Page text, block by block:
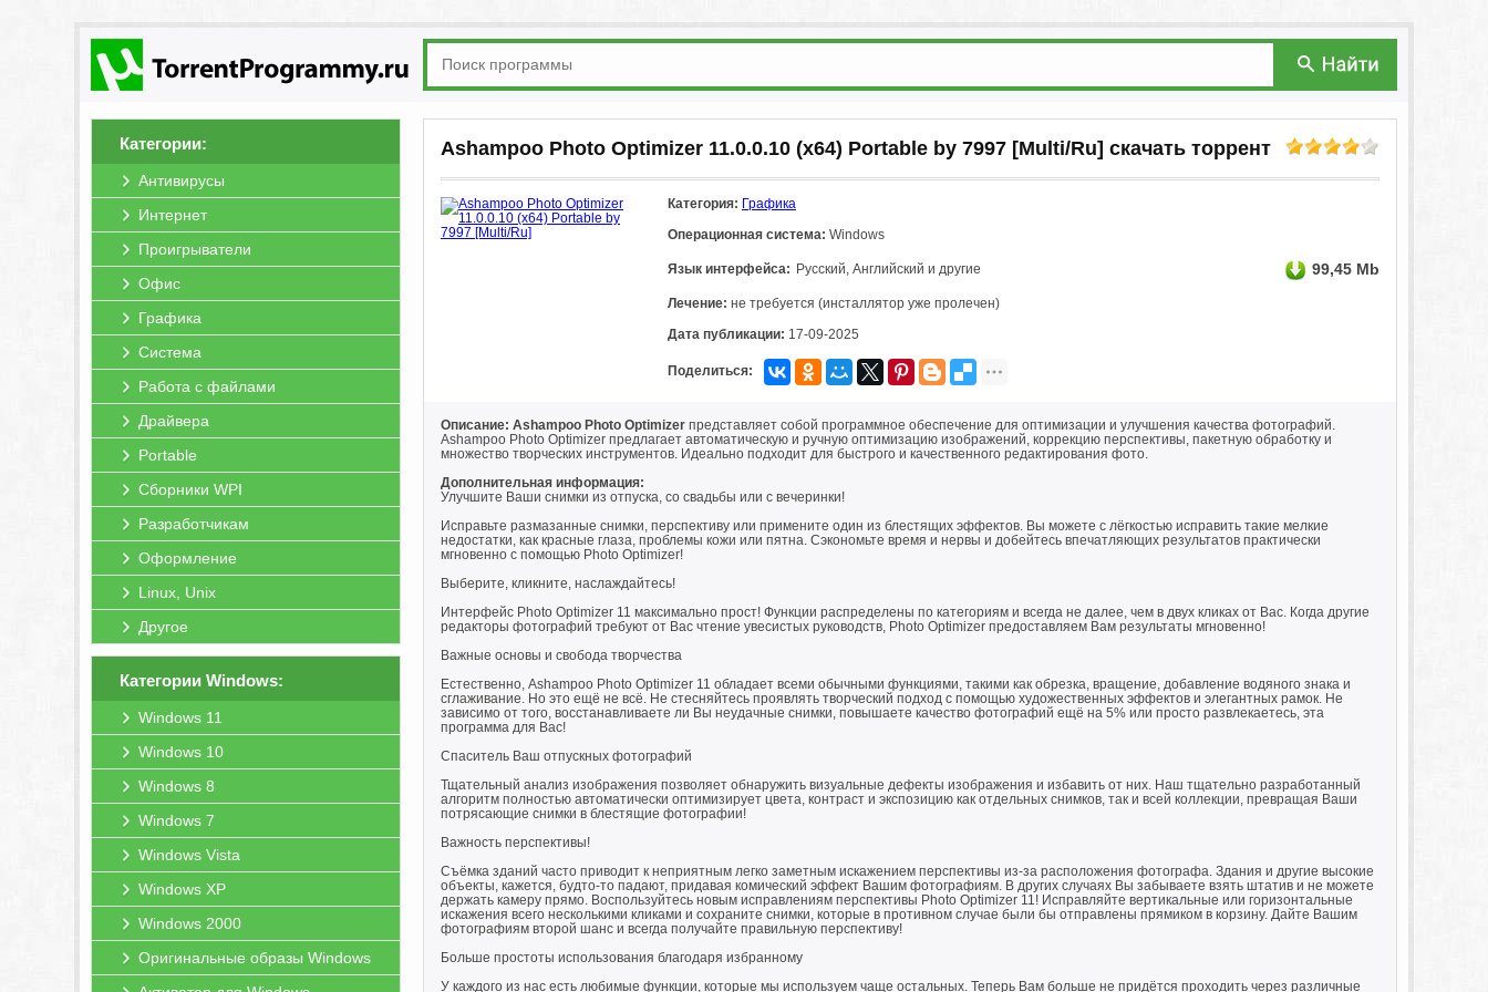
Категории:
Антивирусы
Интернет
Проигрыватели
Офис
Графика
Система
Работа с файлами
Драйвера
Portable
Сборники WPI
Разработчикам
Оформление
Linux, Unix
Другое
Категории Windows:
Windows 11
Windows 10
Windows 8
Windows 7
Windows Vista
Windows XP
Windows 2000
Оригинальные образы Windows
Ashampoo Photo Optimizer 11.0.0.10 (x64) Portable by 7997 [Multi/Ru] скачать торрент
Категория: Графика
Операционная система: Windows
Язык интерфейса: Русский, Английский и другие 99,45 Mb
Лечение: не требуется (инсталлятор уже пролечен)
Дата публикации: 17-09-2025
Поделиться:
Описание: Ashampoo Photo Optimizer представляет собой программное обеспечение для оптимизации и улучшения качества фотографий.
Ashampoo Photo Optimizer предлагает автоматическую и ручную оптимизацию изображений, коррекцию перспективы, пакетную обработку и
множество творческих инструментов. Идеально подходит для быстрого и качественного редактирования фото.
Дополнительная информация:
Улучшите Ваши снимки из отпуска, со свадьбы или с вечеринки!
Исправьте размазанные снимки, перспективу или примените один из блестящих эффектов. Вы можете с лёгкостью исправить такие мелкие
недостатки, как красные глаза, проблемы кожи или пятна. Сэкономьте время и нервы и добейтесь впечатляющих результатов практически
мгновенно с помощью Photo Optimizer!
Выберите, кликните, наслаждайтесь!
Интерфейс Photo Optimizer 11 максимально прост! Функции распределены по категориям и всегда не далее, чем в двух кликах от Вас. Когда другие
редакторы фотографий требуют от Вас чтение увесистых руководств, Photo Optimizer предоставляем Вам результаты мгновенно!
Важные основы и свобода творчества
Естественно, Ashampoo Photo Optimizer 11 обладает всеми обычными функциями, такими как обрезка, вращение, добавление водяного знака и
сглаживание. Но это ещё не всё. Не стесняйтесь проявлять творческий подход с помощью художественных эффектов и элегантных рамок. Не
зависимо от того, восстанавливаете ли Вы неудачные снимки, повышаете качество фотографий ещё на 5% или просто развлекаетесь, эта
программа для Вас!
Спаситель Ваш отпускных фотографий
Тщательный анализ изображения позволяет обнаружить визуальные дефекты изображения и избавить от них. Наш тщательно разработанный
алгоритм полностью автоматически оптимизирует цвета, контраст и экспозицию как отдельных снимков, так и всей коллекции, превращая Ваши
потрясающие снимки в блестящие фотографии!
Важность перспективы!
Съёмка зданий часто приводит к неприятным легко заметным искажением перспективы из-за расположения фотографа. Здания и другие высокие
объекты, кажется, будто-то падают, придавая комический эффект Вашим фотографиям. В других случаях Вы забываете взять штатив и не можете
держать камеру прямо. Воспользуйтесь новым исправлениям перспективы Photo Optimizer 11! Исправляйте вертикальные или горизонтальные
искажения всего несколькими кликами и сохраните снимки, которые в противном случае были бы отправлены прямиком в корзину. Дайте Вашим
фотографиям второй шанс и всегда получайте правильную перспективу!
Больше простоты использования благодаря избранному
У каждого из нас есть любимые функции, которые мы используем чаще остальных. Теперь Вам больше не придётся проходить через различные